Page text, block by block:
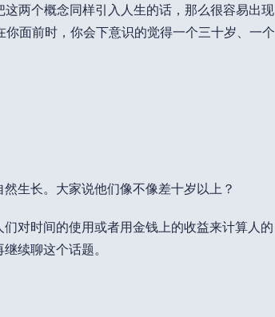
两个概念同样引入人生的话，那么很容易出现
面前时，你会下意识的觉得一个三十岁、一个
生长。大家说他们像不像差十岁以上？
对时间的使用或者用金钱上的收益来计算人的
续聊这个话题。